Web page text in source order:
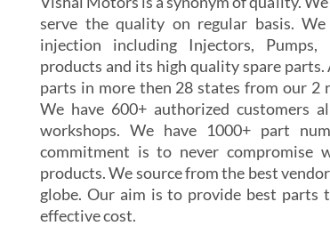
serve the quality on regular basis.
injection including Injectors, Pumps,
products and its high quality spare
parts in more then 28 states from our 2
We have 600+ authorized customers
workshops. We have 1000+ part
commitment is to never compromise
products. We source from the best
globe. Our aim is to provide best parts
effective cost.